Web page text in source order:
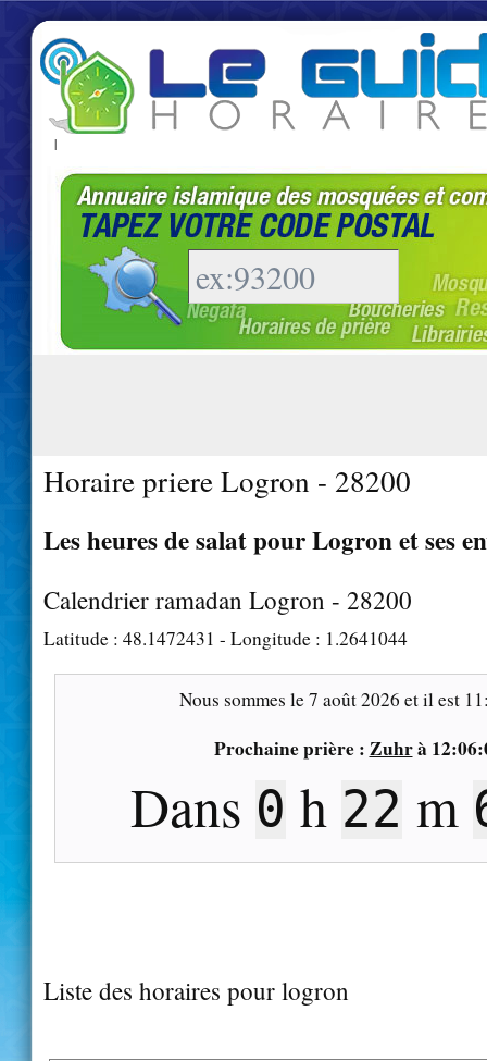
|
Horaire priere Logron - 28200
Les heures de salat pour Logron et ses
Calendrier ramadan Logron - 28200
Latitude : 48.1472431 - Longitude : 1.2641044
Nous sommes le7 août 2026 et il est
Prochaine prière : Zuhrà
Dans 0 h 22 m
Liste des horaires pour logron